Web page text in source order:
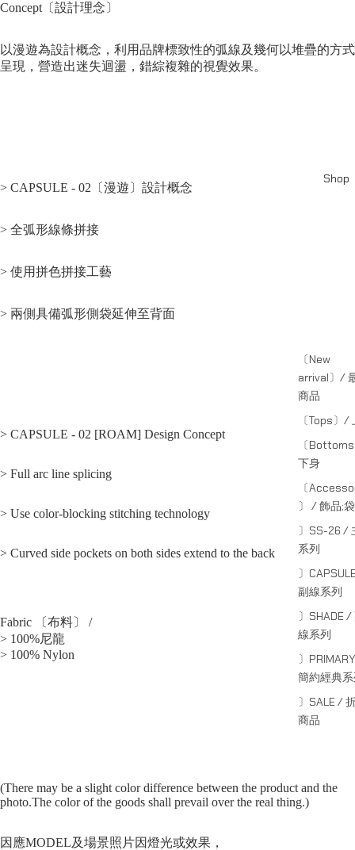
Shop
〔New
arrival〕/
商品
〔Tops〕/
〔
下身
〔
〕 / 飾品;袋
〕SS-26 /
系列
〕
副線系列
〕SHADE /
線系列
〕
簡約經典
〕SALE /
商品
Concept〔設計理念〕
以漫遊為設計概念， 利用品牌標致性的弧線及幾何以堆疊的方式
呈現 ， 營造出迷失迴盪，錯綜複雜的視覺效果。
> CAPSULE - 02〔漫遊 〕設計概念
> 全弧形線條拼接
> 使用拼色拼接工藝
> 兩側具備弧形側袋延伸至背面
> CAPSULE - 02 [ROAM] Design Concept
> Full arc line splicing
> Use color-blocking stitching technology
> Curved side pockets on both sides extend to the back
Fabric 〔布料〕 /
> 100%尼龍
> 100% Nylon
(There may be a slight color difference between the product and the
photo.The color of the goods shall prevail over the real thing.)
因應MODEL及場景照片因燈光或效果，